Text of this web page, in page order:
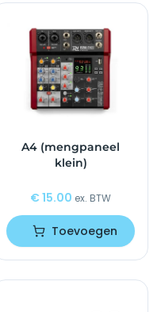
A4 (mengpaneel
klein)
€15.00 ex. BTW
Toevoegen